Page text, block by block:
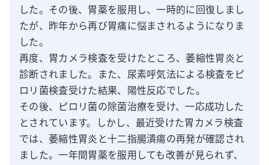
した。その後、胃薬を服用し、一時的に回復しまし
たが、昨年から再び胃痛に悩まされるようになりま
した。
再度、胃カメラ検査を受けたところ、萎縮性胃炎と
診断されました。また、尿素呼気法による検査をピ
ロリ菌検査受けた結果、陽性反応でした。
その後、ピロリ菌の除菌治療を受け、一応成功した
とされています。しかし、最近受けた胃カメラ検査
では、萎縮性胃炎と十二指腸潰瘍の再発が確認され
ました。一年間胃薬を服用しても改善が見られず、